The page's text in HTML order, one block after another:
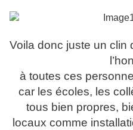
Voila donc juste un clin
à toutes ces
car les écoles, les
tous bien propres,
locaux comme